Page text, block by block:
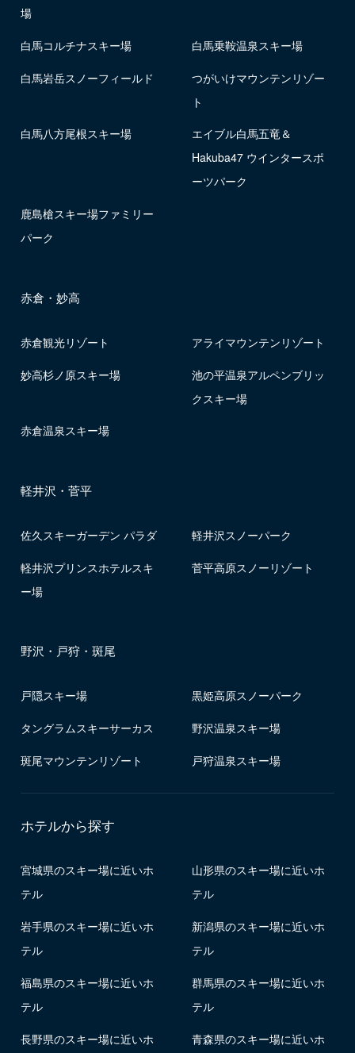
場
白馬コルチナスキー場 白馬乗鞍温泉スキー場
白馬岩岳スノーフィールド
つがいけマウンテンリゾー
ト
白馬八方尾根スキー場
エイブル白馬五竜＆
Hakuba47 ウインタースポ
ーツパーク
鹿島槍スキー場ファミリー
パーク
赤倉・妙高
赤倉観光リゾート アライマウンテンリゾート
妙高杉ノ原スキー場
池の平温泉アルペンブリッ
クスキー場
赤倉温泉スキー場
軽井沢・菅平
佐久スキーガーデン パラダ 軽井沢スノーパーク
軽井沢プリンスホテルスキ
ー場
菅平高原スノーリゾート
野沢・戸狩・斑尾
戸隠スキー場 黒姫高原スノーパーク
タングラムスキーサーカス 野沢温泉スキー場
斑尾マウンテンリゾート 戸狩温泉スキー場
ホテルから探す
宮城県のスキー場に近いホ
テル
山形県のスキー場に近いホ
テル
岩手県のスキー場に近いホ
テル
新潟県のスキー場に近いホ
テル
福島県のスキー場に近いホ
テル
群馬県のスキー場に近いホ
テル
長野県のスキー場に近いホ
青森県のスキー場に近いホ